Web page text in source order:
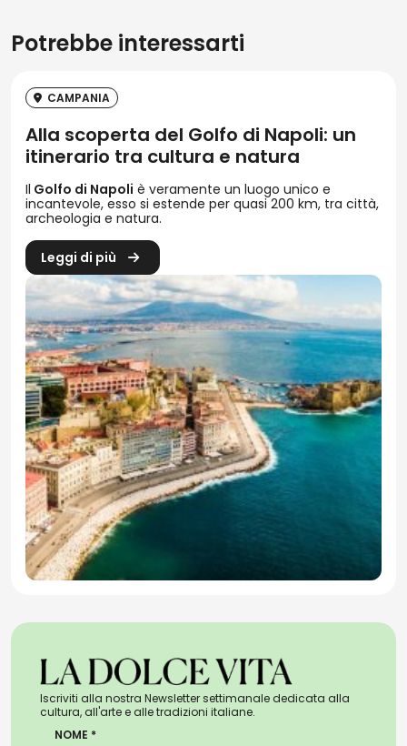
Potrebbe interessarti
CAMPANIA
Alla scoperta del Golfo di Napoli: un
itinerario tra cultura e natura
Il Golfo di Napoli è veramente un luogo unico e
incantevole, esso si estende per quasi 200 km, tra città,
archeologia e natura.
Leggi di più
Iscriviti alla nostra Newsletter settimanale dedicata alla
cultura, all'arte e alle tradizioni italiane.
NOME *